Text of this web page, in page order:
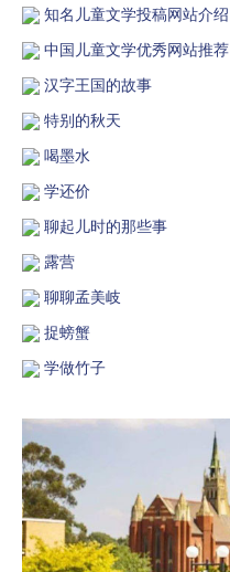
知名儿童文学投稿网站介绍
中国儿童文学优秀网站推荐
汉字王国的故事
特别的秋天
喝墨水
学还价
聊起儿时的那些事
露营
聊聊孟美岐
捉螃蟹
学做竹子